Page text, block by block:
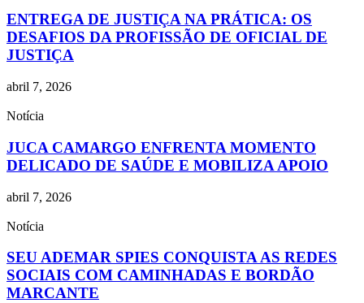
ENTREGA DE JUSTIÇA NA PRÁTICA: OS
DESAFIOS DA PROFISSÃO DE OFICIAL DE
JUSTIÇA
abril 7, 2026
Notícia
JUCA CAMARGO ENFRENTA MOMENTO
DELICADO DE SAÚDE E MOBILIZA APOIO
abril 7, 2026
Notícia
SEU ADEMAR SPIES CONQUISTA AS REDES
SOCIAIS COM CAMINHADAS E BORDÃO
MARCANTE